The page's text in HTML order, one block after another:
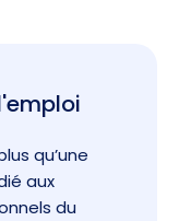
qu’une
aux
du